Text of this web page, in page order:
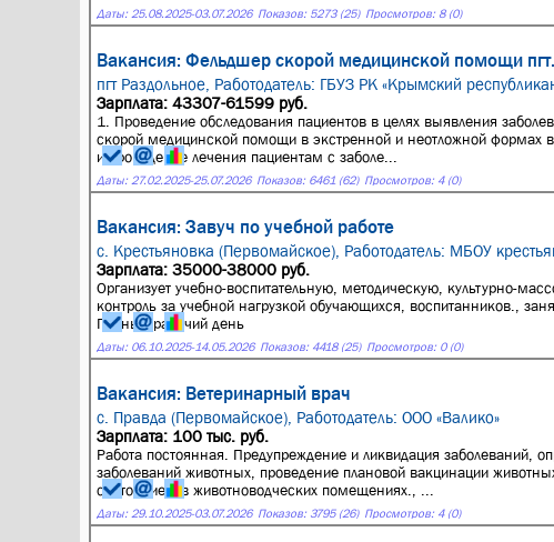
Даты: 25.08.2025-03.07.2026 Показов: 5273 (25) Просмотров: 8 (0)
Вакансия: Фельдшер скорой медицинской помощи
пгт Раздольное, Работодатель: ГБУЗ РК «Крымский
Зарплата: 43307-61599 руб.
1. Проведение обследования пациентов в целях выявления
скорой медицинской помощи в экстренной и неотложной формах
и проведение лечения пациентам с заболе...
Даты: 27.02.2025-25.07.2026 Показов: 6461 (62) Просмотров: 4 (0)
Вакансия: Завуч по учебной работе
с. Крестьяновка (Первомайское), Работодатель: МБОУ
Зарплата: 35000-38000 руб.
Организует учебно-воспитательную, методическую, культурно-
контроль за учебной нагрузкой обучающихся, воспитанников.,
Полный рабочий день
Даты: 06.10.2025-14.05.2026 Показов: 4418 (25) Просмотров: 0 (0)
Вакансия: Ветеринарный врач
с. Правда (Первомайское), Работодатель: ООО «Валико»
Зарплата: 100 тыс. руб.
Работа постоянная. Предупреждение и ликвидация заболеваний,
заболеваний животных, проведение плановой вакцинации
состоянием в животноводческих помещениях., ...
Даты: 29.10.2025-03.07.2026 Показов: 3795 (26) Просмотров: 4 (0)